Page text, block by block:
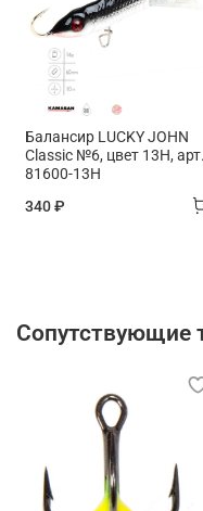
Балансир LUCKY JOHN
Classic №6, цвет 13H, арт.
81600-13H
340 ₽
Сопутствующие